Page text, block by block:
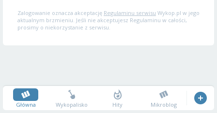
Zalogowanie oznacza akceptację Regulaminu serwisu Wykop.pl w jego
aktualnym brzmieniu. Jeśli nie akceptujesz Regulaminu w całości,
prosimy o niekorzystanie z serwisu.
Główna Wykopalisko Hity Mikroblog